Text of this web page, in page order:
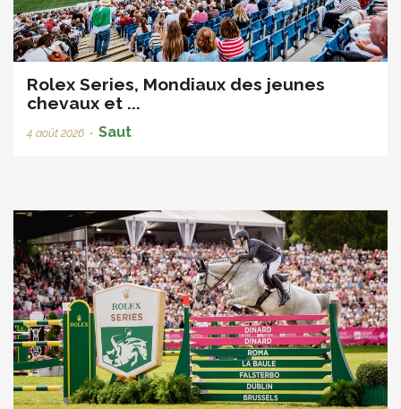
Rolex Series, Mondiaux des jeunes
chevaux et ...
4 août 2026 • Saut